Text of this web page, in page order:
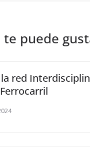
te puede
la red